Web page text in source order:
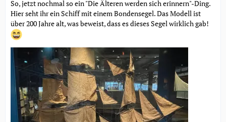
So, jetzt nochmal so ein "Die Älteren werden sich erinnern"-Ding.
Hier seht ihr ein Schiff mit einem Bondensegel. Das Modell ist
über 200 Jahre alt, was beweist, dass es dieses Segel wirklich gab!